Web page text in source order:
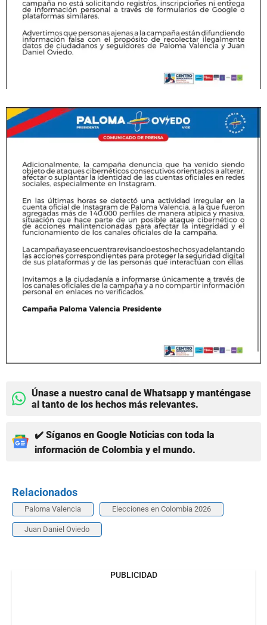
Únase a nuestro canal de Whatsapp y manténgase
al tanto de los hechos más relevantes.
✔️ Síganos en Google Noticias con toda la
información de Colombia y el mundo.
Relacionados
Paloma Valencia Elecciones en Colombia 2026
Juan Daniel Oviedo
PUBLICIDAD